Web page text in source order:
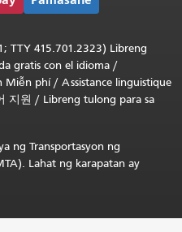
TTY 415.701.2323) Libreng
gratis con el idioma /
Miễn phí/ Assistance linguistique
지원 / Libreng tulong para sa
ng Transportasyon ng
Lahat ng karapatan ay